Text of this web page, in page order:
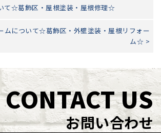
て☆葛飾区・屋根塗装・屋根修理☆
ムについて☆葛飾区・外壁塗装・屋根リフォー
ム☆ >
CONTACT US
お問い合わせ